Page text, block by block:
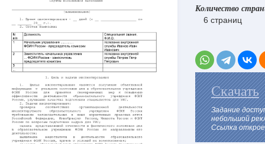
Количество
6 страниц
Скачать
Задание
небольшой
Ссылка